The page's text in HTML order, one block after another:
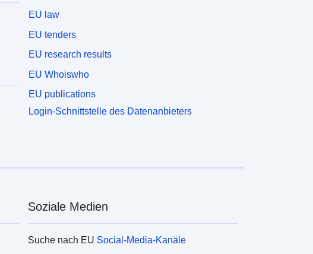
EU law
EU tenders
EU research results
EU Whoiswho
EU publications
Login-Schnittstelle des Datenanbieters
Soziale Medien
Suche nach EU Social-Media-Kanäle